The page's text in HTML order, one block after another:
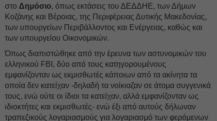
στο Δημόσιο, όπως εκτάσεις του ΔΕΔΔΗΕ, των Δήμων
Κοζάνης και Βέροιας, της Περιφέρειας Δυτικής Μακεδονίας,
των υπουργείων Περιβάλλοντος και Ενέργειας, καθώς και
των υπουργείου Οικονομικών.
Όπως διαπιστώθηκε από την έρευνα των αστυνομικών του
ελληνικού FBI, δύο από τους κατηγορουμένους
εμφανίζονταν ως εκμισθωτές κάποιων από τα ακίνητα τα
οποία δεν κατείχαν -δηλαδή τα νοίκιαζαν σε άτομα συγγενικά
τους, ενώ ούτε οι ίδιοι τα κατείχαν, αλλά εμφανίζονταν ως
ιδιοκτήτες και εκμισθωτές- ενώ έξι από αυτούς δήλωναν
τραπεζικούς λογαριασμούς για λογαριασμό των φερόμενων